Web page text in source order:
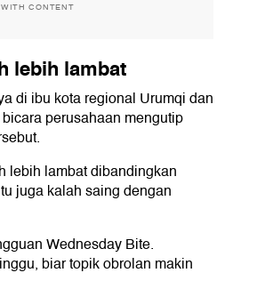
CONTENT
lebih lambat
di ibu kota regional Urumqi dan
perusahaan mengutip
lebih lambat dibandingkan
juga kalah saing dengan
Wednesday Bite.
biar topik obrolan makin